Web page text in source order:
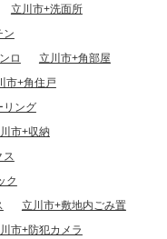
立川市+洗面所
ン
ロ
立川市+角部屋
市+角住戸
リング
市+収納
ス
ク
立川市+敷地内ごみ置
市+防犯カメラ